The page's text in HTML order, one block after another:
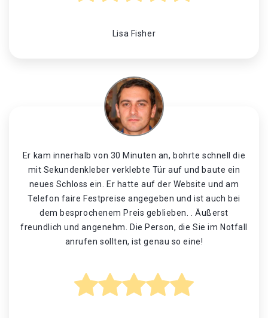
Lisa Fisher
Er kam innerhalb von 30 Minuten an, bohrte schnell die
mit Sekundenkleber verklebte Tür auf und baute ein
neues Schloss ein. Er hatte auf der Website und am
Telefon faire Festpreise angegeben und ist auch bei
dem besprochenem Preis geblieben. . Äußerst
freundlich und angenehm. Die Person, die Sie im Notfall
anrufen sollten, ist genau so eine!